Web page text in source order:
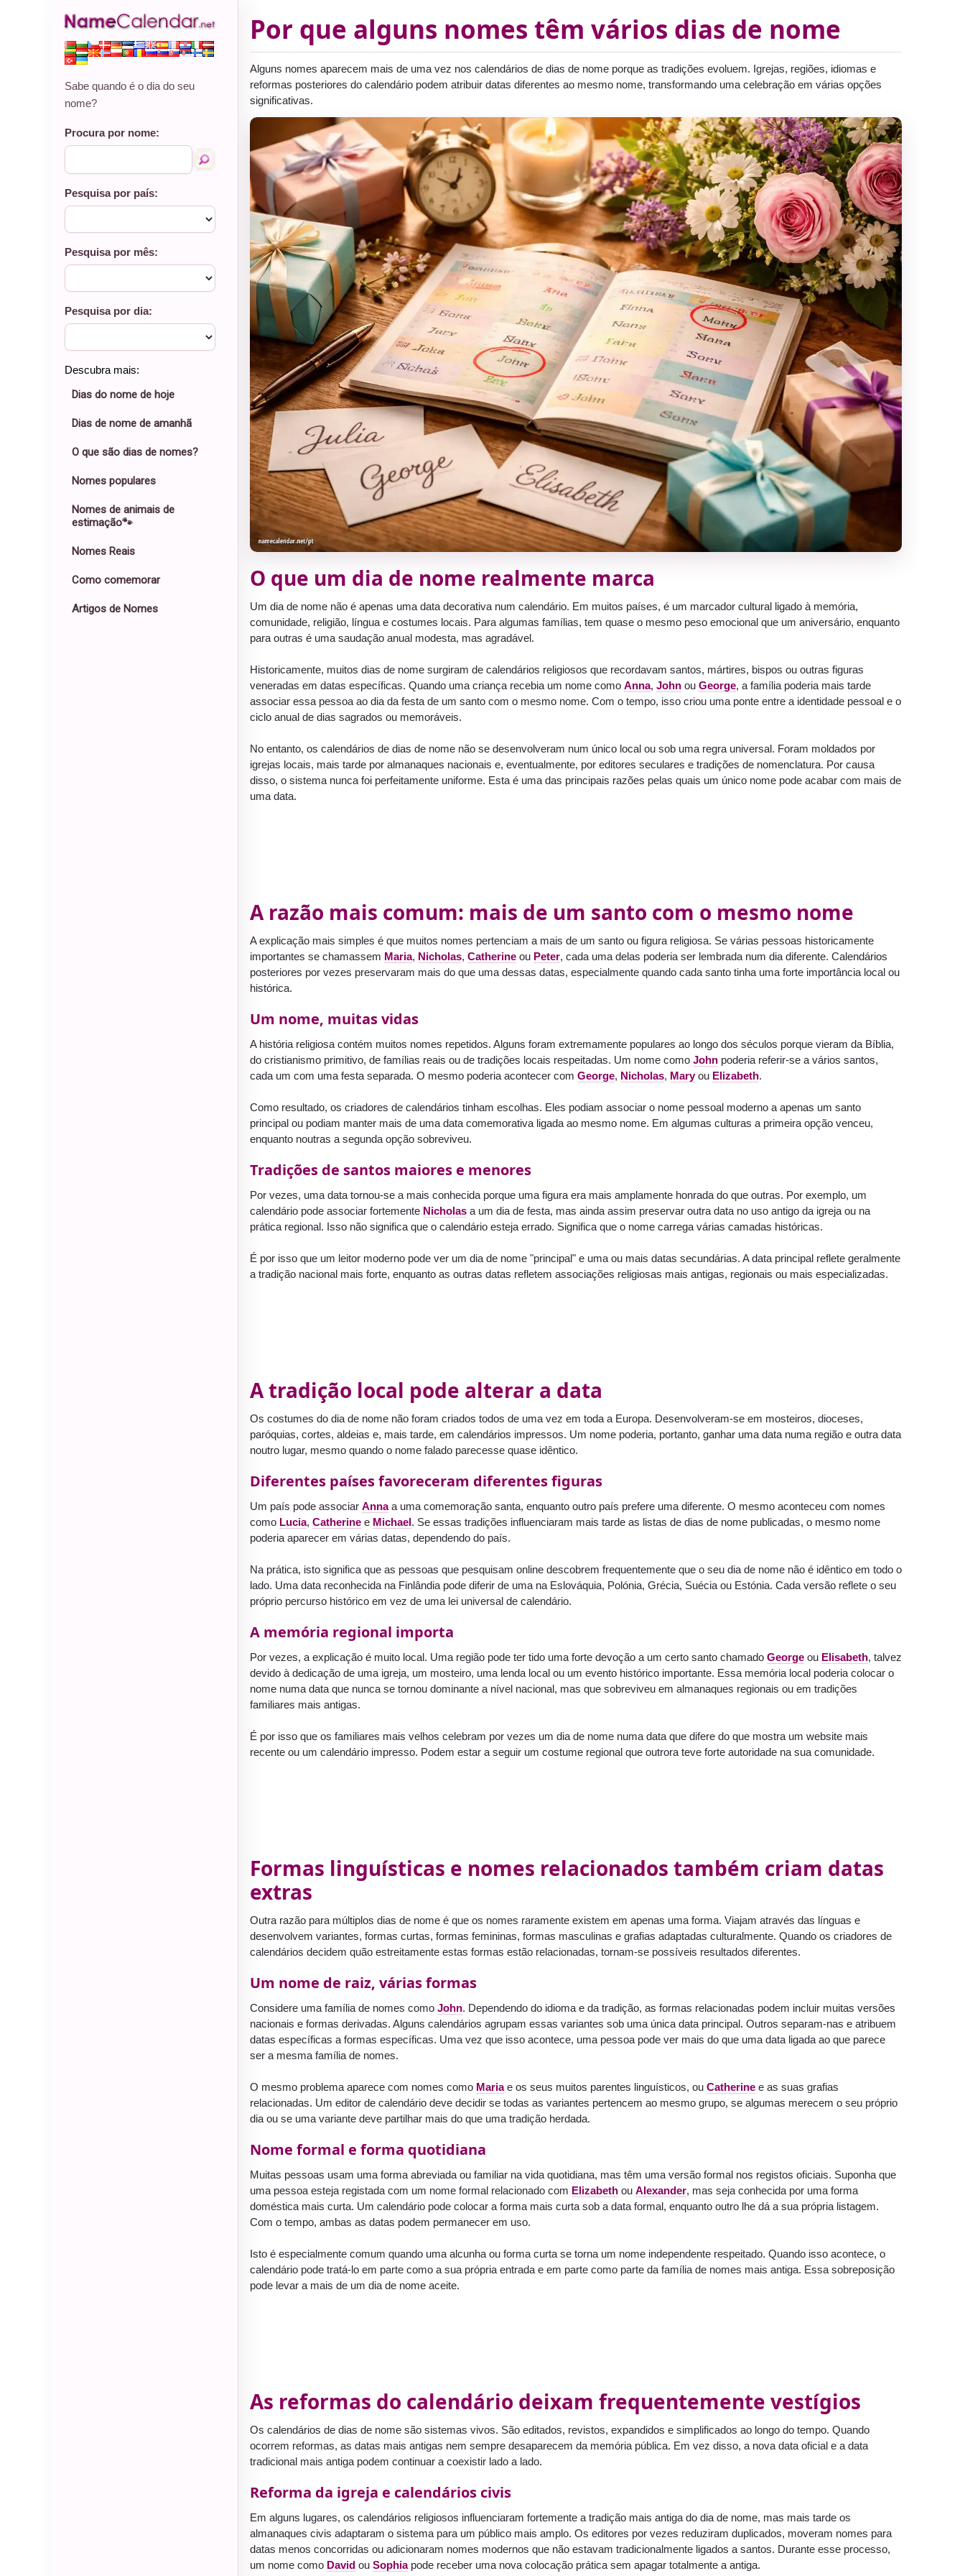
Sabe quando é o dia do seu
nome?
Procura por nome:
Pesquisa por país:
Pesquisa por mês:
Pesquisa por dia:
Descubra mais:
Dias do nome de hoje
Dias de nome de amanhã
O que são dias de nomes?
Nomes populares
Nomes de animais de
estimação🐾
Nomes Reais
Como comemorar
Artigos de Nomes
Por que alguns nomes têm vários dias de nome
Alguns nomes aparecem mais de uma vez nos calendários de dias de nome porque as tradições evoluem. Igrejas, regiões, idiomas e
reformas posteriores do calendário podem atribuir datas diferentes ao mesmo nome, transformando uma celebração em várias opções
significativas.
O que um dia de nome realmente marca
Um dia de nome não é apenas uma data decorativa num calendário. Em muitos países, é um marcador cultural ligado à memória,
comunidade, religião, língua e costumes locais. Para algumas famílias, tem quase o mesmo peso emocional que um aniversário, enquanto
para outras é uma saudação anual modesta, mas agradável.
Historicamente, muitos dias de nome surgiram de calendários religiosos que recordavam santos, mártires, bispos ou outras figuras
veneradas em datas específicas. Quando uma criança recebia um nome como Anna, John ou George, a família poderia mais tarde
associar essa pessoa ao dia da festa de um santo com o mesmo nome. Com o tempo, isso criou uma ponte entre a identidade pessoal e o
ciclo anual de dias sagrados ou memoráveis.
No entanto, os calendários de dias de nome não se desenvolveram num único local ou sob uma regra universal. Foram moldados por
igrejas locais, mais tarde por almanaques nacionais e, eventualmente, por editores seculares e tradições de nomenclatura. Por causa
disso, o sistema nunca foi perfeitamente uniforme. Esta é uma das principais razões pelas quais um único nome pode acabar com mais de
uma data.
A razão mais comum: mais de um santo com o mesmo nome
A explicação mais simples é que muitos nomes pertenciam a mais de um santo ou figura religiosa. Se várias pessoas historicamente
importantes se chamassem Maria, Nicholas, Catherine ou Peter, cada uma delas poderia ser lembrada num dia diferente. Calendários
posteriores por vezes preservaram mais do que uma dessas datas, especialmente quando cada santo tinha uma forte importância local ou
histórica.
Um nome, muitas vidas
A história religiosa contém muitos nomes repetidos. Alguns foram extremamente populares ao longo dos séculos porque vieram da Bíblia,
do cristianismo primitivo, de famílias reais ou de tradições locais respeitadas. Um nome como John poderia referir-se a vários santos,
cada um com uma festa separada. O mesmo poderia acontecer com George, Nicholas, Maryou Elizabeth.
Como resultado, os criadores de calendários tinham escolhas. Eles podiam associar o nome pessoal moderno a apenas um santo
principal ou podiam manter mais de uma data comemorativa ligada ao mesmo nome. Em algumas culturas a primeira opção venceu,
enquanto noutras a segunda opção sobreviveu.
Tradições de santos maiores e menores
Por vezes, uma data tornou-se a mais conhecida porque uma figura era mais amplamente honrada do que outras. Por exemplo, um
calendário pode associar fortemente Nicholas a um dia de festa, mas ainda assim preservar outra data no uso antigo da igreja ou na
prática regional. Isso não significa que o calendário esteja errado. Significa que o nome carrega várias camadas históricas.
É por isso que um leitor moderno pode ver um dia de nome "principal" e uma ou mais datas secundárias. A data principal reflete geralmente
a tradição nacional mais forte, enquanto as outras datas refletem associações religiosas mais antigas, regionais ou mais especializadas.
A tradição local pode alterar a data
Os costumes do dia de nome não foram criados todos de uma vez em toda a Europa. Desenvolveram-se em mosteiros, dioceses,
paróquias, cortes, aldeias e, mais tarde, em calendários impressos. Um nome poderia, portanto, ganhar uma data numa região e outra data
noutro lugar, mesmo quando o nome falado parecesse quase idêntico.
Diferentes países favoreceram diferentes figuras
Um país pode associar Annaa uma comemoração santa, enquanto outro país prefere uma diferente. O mesmo aconteceu com nomes
como Lucia, Catherine e Michael . Se essas tradições influenciaram mais tarde as listas de dias de nome publicadas, o mesmo nome
poderia aparecer em várias datas, dependendo do país.
Na prática, isto significa que as pessoas que pesquisam online descobrem frequentemente que o seu dia de nome não é idêntico em todo o
lado. Uma data reconhecida na Finlândia pode diferir de uma na Eslováquia, Polónia, Grécia, Suécia ou Estónia. Cada versão reflete o seu
próprio percurso histórico em vez de uma lei universal de calendário.
A memória regional importa
Por vezes, a explicação é muito local. Uma região pode ter tido uma forte devoção a um certo santo chamado George ou Elisabeth, talvez
devido à dedicação de uma igreja, um mosteiro, uma lenda local ou um evento histórico importante. Essa memória local poderia colocar o
nome numa data que nunca se tornou dominante a nível nacional, mas que sobreviveu em almanaques regionais ou em tradições
familiares mais antigas.
É por isso que os familiares mais velhos celebram por vezes um dia de nome numa data que difere do que mostra um website mais
recente ou um calendário impresso. Podem estar a seguir um costume regional que outrora teve forte autoridade na sua comunidade.
Formas linguísticas e nomes relacionados também criam datas
extras
Outra razão para múltiplos dias de nome é que os nomes raramente existem em apenas uma forma. Viajam através das línguas e
desenvolvem variantes, formas curtas, formas femininas, formas masculinas e grafias adaptadas culturalmente. Quando os criadores de
calendários decidem quão estreitamente estas formas estão relacionadas, tornam-se possíveis resultados diferentes.
Um nome de raiz, várias formas
Considere uma família de nomes como John. Dependendo do idioma e da tradição, as formas relacionadas podem incluir muitas versões
nacionais e formas derivadas. Alguns calendários agrupam essas variantes sob uma única data principal. Outros separam-nas e atribuem
datas específicas a formas específicas. Uma vez que isso acontece, uma pessoa pode ver mais do que uma data ligada ao que parece
ser a mesma família de nomes.
O mesmo problema aparece com nomes como Mariae os seus muitos parentes linguísticos, ou Catherine e as suas grafias
relacionadas. Um editor de calendário deve decidir se todas as variantes pertencem ao mesmo grupo, se algumas merecem o seu próprio
dia ou se uma variante deve partilhar mais do que uma tradição herdada.
Nome formal e forma quotidiana
Muitas pessoas usam uma forma abreviada ou familiar na vida quotidiana, mas têm uma versão formal nos registos oficiais. Suponha que
uma pessoa esteja registada com um nome formal relacionado com Elizabeth ou Alexander, mas seja conhecida por uma forma
doméstica mais curta. Um calendário pode colocar a forma mais curta sob a data formal, enquanto outro lhe dá a sua própria listagem.
Com o tempo, ambas as datas podem permanecer em uso.
Isto é especialmente comum quando uma alcunha ou forma curta se torna um nome independente respeitado. Quando isso acontece, o
calendário pode tratá-lo em parte como a sua própria entrada e em parte como parte da família de nomes mais antiga. Essa sobreposição
pode levar a mais de um dia de nome aceite.
As reformas do calendário deixam frequentemente vestígios
Os calendários de dias de nome são sistemas vivos. São editados, revistos, expandidos e simplificados ao longo do tempo. Quando
ocorrem reformas, as datas mais antigas nem sempre desaparecem da memória pública. Em vez disso, a nova data oficial e a data
tradicional mais antiga podem continuar a coexistir lado a lado.
Reforma da igreja e calendários civis
Em alguns lugares, os calendários religiosos influenciaram fortemente a tradição mais antiga do dia de nome, mas mais tarde os
almanaques civis adaptaram o sistema para um público mais amplo. Os editores por vezes reduziram duplicados, moveram nomes para
datas menos concorridas ou adicionaram nomes modernos que não estavam tradicionalmente ligados a santos. Durante esse processo,
um nome como David ou Sophiapode receber uma nova colocação prática sem apagar totalmente a antiga.